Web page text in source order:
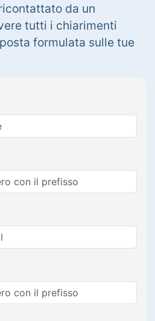
da un
tutti i chiarimenti
formulata sulle tue